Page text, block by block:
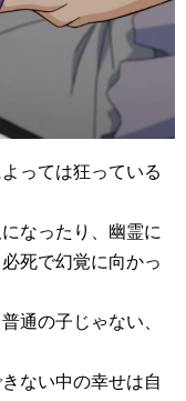
っては狂っている
なったり、幽霊に
死で幻覚に向かっ
通の子じゃない、
ない中の幸せは自